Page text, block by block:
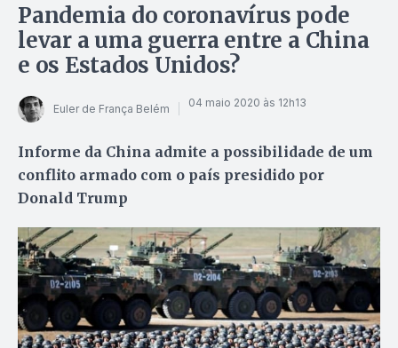
Pandemia do coronavírus pode
levar a uma guerra entre a China
e os Estados Unidos?
Euler de França Belém 04 maio 2020 às 12h13
Informe da China admite a possibilidade de um
conflito armado com o país presidido por
Donald Trump